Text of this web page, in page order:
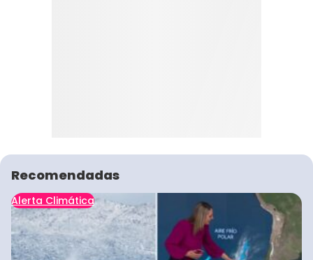
Recomendadas
Alerta Climática